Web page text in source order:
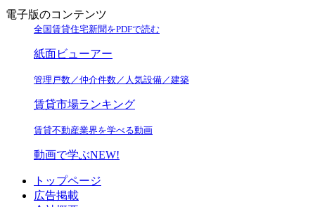
電子版のコンテンツ
全国賃貸住宅新聞をPDFで読む
紙面ビューアー
管理戸数／仲介件数／人気設備／建築
賃貸市場ランキング
賃貸不動産業界を学べる動画
動画で学ぶNEW!
トップページ
広告掲載